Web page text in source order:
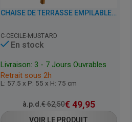
CHAISE DE TERRASSE EMPILABLE AVEC ACCOUDOIRS - CECILE - PLASTIQUE
C-CECILE-MUSTARD
En stock
Livraison: 3 - 7 Jours Ouvrables
Retrait sous 2h
L: 57.5 x P: 55 x H: 75 cm
à.p.d.€62,50€ 49,95
VOIR LE PRODUIT